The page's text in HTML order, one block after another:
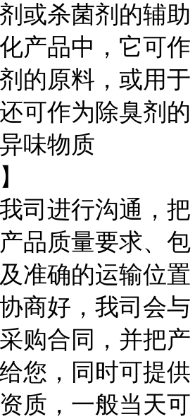
或杀菌剂的辅助
产品中，它可作
的原料，或用于
可作为除臭剂的
味物质
司进行沟通，把
品质量要求、包
准确的运输位置
商好，我司会与
购合同，并把产
您，同时可提供
质，一般当天可